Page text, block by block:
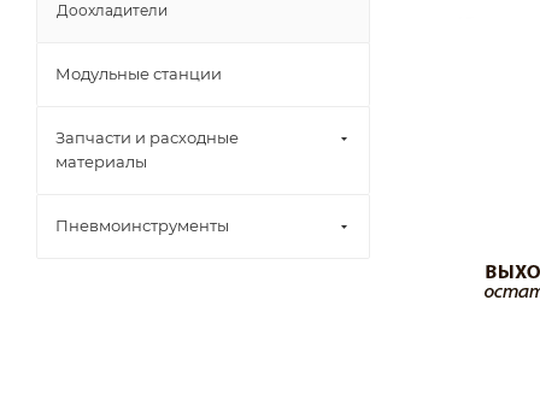
Доохладители
Модульные станции
Запчасти и расходные
материалы
Пневмоинструменты